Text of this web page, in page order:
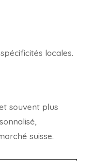
locales.
souvent plus
suisse.